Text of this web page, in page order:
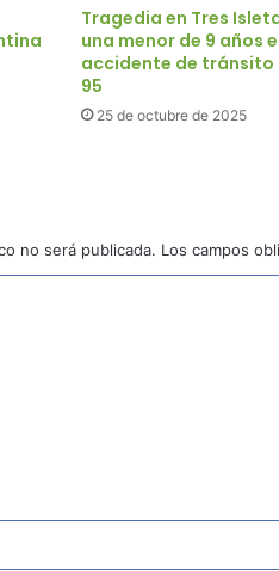
Tragedia en Tres
una menor de 9 años
accidente de tránsito
95
25 de octubre de 2025
no será publicada. Los campos